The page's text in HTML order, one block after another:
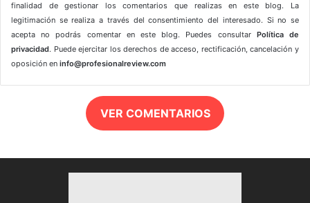
finalidad de gestionar los comentarios que realizas en este blog. La
legitimación se realiza a través del consentimiento del interesado. Si no se
acepta no podrás comentar en este blog. Puedes consultar Política de
privacidad. Puede ejercitar los derechos de acceso, rectificación, cancelación y
oposición en info@profesionalreview.com
VER COMENTARIOS